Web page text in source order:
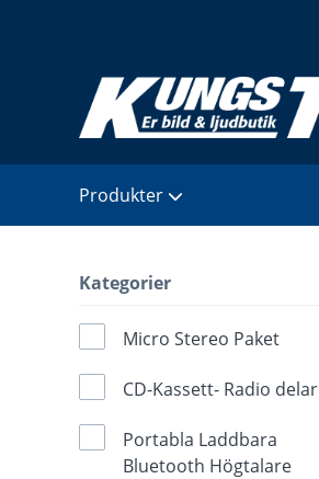
Produkter
Kategorier
Micro Stereo Paket
CD-Kassett- Radio delar
Portabla Laddbara
Bluetooth Högtalare